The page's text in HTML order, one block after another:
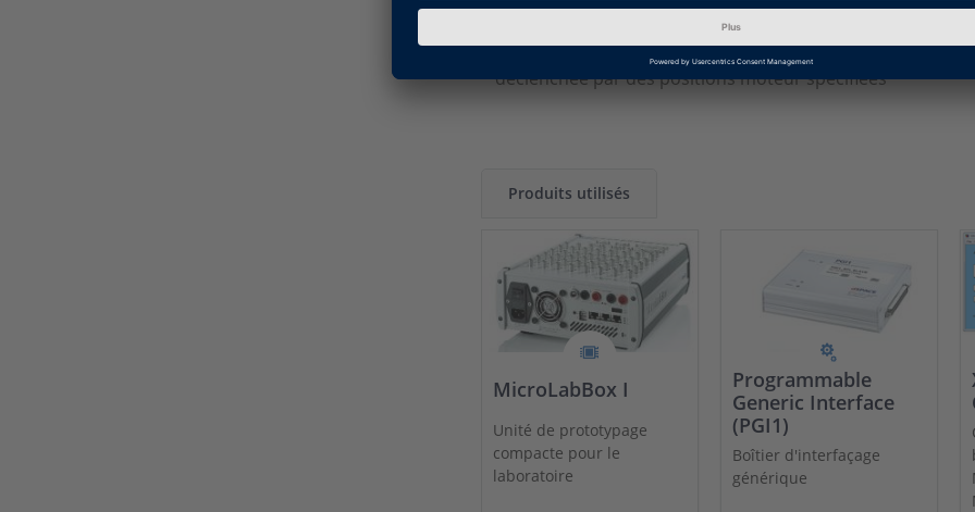
De combiner deux capteurs pour extrapoler la position
De générer des événements et des déclencheurs
déclenchée par des positions moteur spécifiées
Produits utilisés
MicroLabBox I
Unité de prototypage
compacte pour le
laboratoire
Programmable
Generic Interface
(PGI1)
Boîtier d'interfaçage
générique